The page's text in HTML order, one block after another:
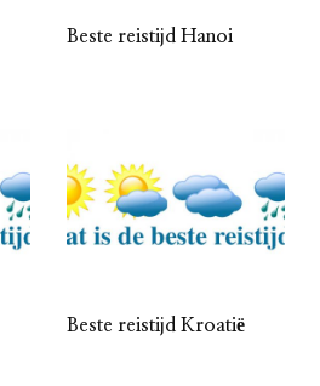
Beste reistijd Hanoi
Beste reistijd Kroatië